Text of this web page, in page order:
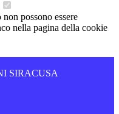
possono essere
nella pagina della cookie
SIRACUSA